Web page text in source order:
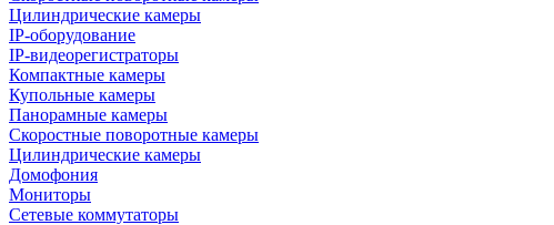
Цилиндрические камеры
IP-оборудование
IP-видеорегистраторы
Компактные камеры
Купольные камеры
Панорамные камеры
Скоростные поворотные камеры
Цилиндрические камеры
Домофония
Мониторы
Сетевые коммутаторы